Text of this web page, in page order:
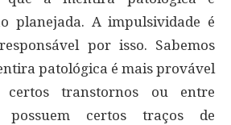
planejada. A impulsividade é
por isso. Sabemos
patológica é mais provável
transtornos ou entre
possuem certos traços de